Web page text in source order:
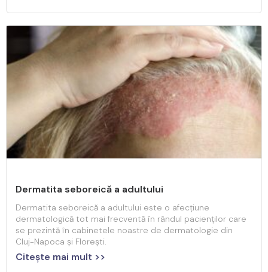
Dermatita seboreică a adultului
Dermatita seboreică a adultului este o afecțiune
dermatologică tot mai frecventă în rândul pacienților care
se prezintă în cabinetele noastre de dermatologie din
Cluj-Napoca și Florești.
Citeşte mai mult >>